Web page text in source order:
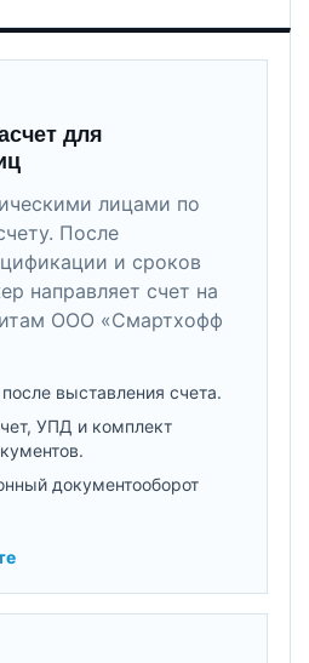
для
лицами по
После
и сроков
направляет счет на
ООО «Смартхофф
выставления счета.
УПД и комплект
документооборот